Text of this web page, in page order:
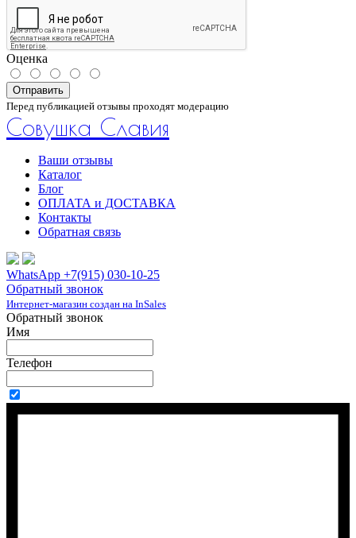
Оценка
Отправить
Перед публикацией отзывы проходят модерацию
Совушка Славия
Ваши отзывы
Каталог
Блог
ОПЛАТА и ДОСТАВКА
Контакты
Обратная связь
WhatsApp +7(915) 030-10-25
Обратный звонок
Интернет-магазин создан на InSales
Обратный звонок
Имя
Телефон